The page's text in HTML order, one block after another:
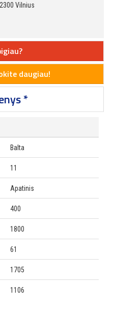
Vilnius
daugiau!
*
Balta
11
Apatinis
400
1800
61
1705
1106